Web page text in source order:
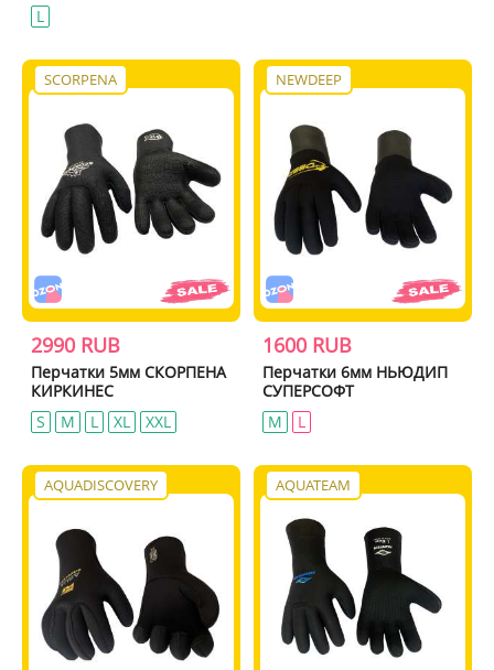
L
SCORPENA
2990 RUB
Перчатки 5мм СКОРПЕНА
КИРКИНЕС
S
M L XL XXL
NEWDEEP
1600 RUB
Перчатки 6мм НЬЮДИП
СУПЕРСОФТ
M
L
AQUADISCOVERY AQUATEAM